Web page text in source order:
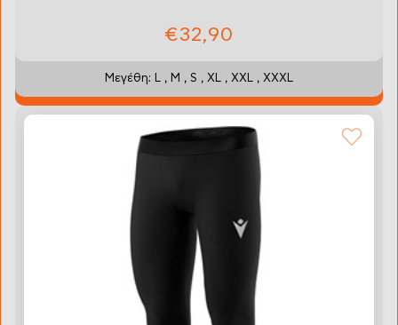
€32,90
Μεγέθη: L , M , S , XL , XXL , XXXL